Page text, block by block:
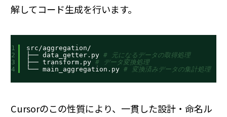
解してコード生成を行います。
1
2
3
4
src /aggregation/
├── data_getter.py # 元になるデータの取得処理
├── transform.py # データ変換処理
└── main_aggregation.py # 変換済みデータの集計処理
Cursorのこの性質により、一貫した設計・命名ル